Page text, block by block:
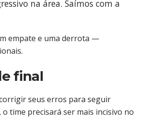
na área. Saímos com a
empate e uma derrota —
final
seus erros para seguir
time precisará ser mais incisivo no